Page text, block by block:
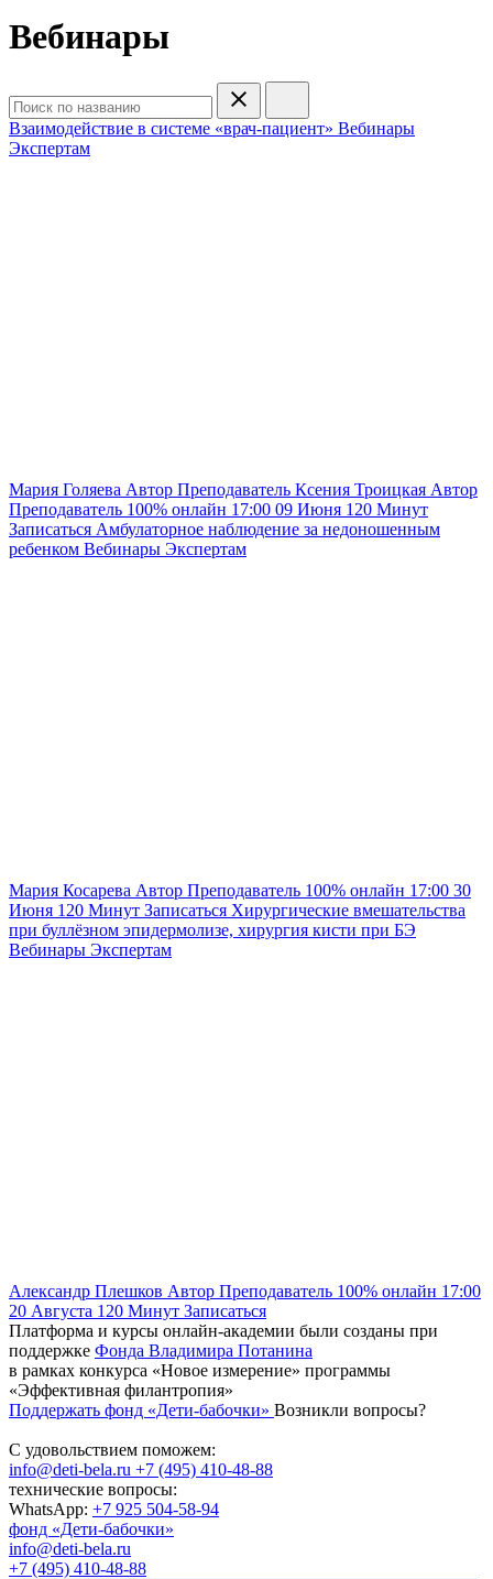
Вебинары
Взаимодействие в системе «врач-пациент» Вебинары
Экспертам
Мария Голяева Автор Преподаватель Ксения Троицкая Автор
Преподаватель 100% онлайн 17:00 09 Июня 120 Минут
Записаться Амбулаторное наблюдение за недоношенным
ребенком Вебинары Экспертам
Мария Косарева Автор Преподаватель 100% онлайн 17:00 30
Июня 120 Минут Записаться Хирургические вмешательства
при буллёзном эпидермолизе, хирургия кисти при БЭ
Вебинары Экспертам
Александр Плешков Автор Преподаватель 100% онлайн 17:00
20 Августа 120 Минут Записаться
Платформа и курсы онлайн-академии были созданы при
поддержке Фонда Владимира Потанина
в рамках конкурса «Новое измерение» программы
«Эффективная филантропия»
Поддержать фонд «Дети-бабочки» Возникли вопросы?
С удовольствием поможем:
info@deti-bela.ru +7 (495) 410-48-88
технические вопросы:
WhatsApp: +7 925 504-58-94
фонд «Дети-бабочки»
info@deti-bela.ru
+7 (495) 410-48-88